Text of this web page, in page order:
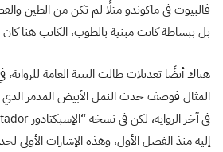
فالبيوت في ماكوندو مثلًا لم تكن من الطين
بل ببساطة كانت مبنية بالطوب، الكاتب هنا
المثال فوصف حدث النمل الأبيض المدمر الذي
إليه منذ الفصل الأول، وهذه الإشارات